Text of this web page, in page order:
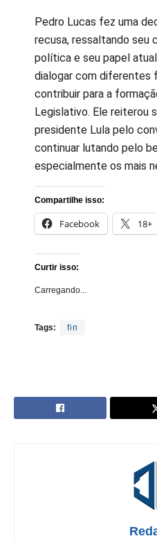
Pedro Lucas fez uma
recusa, ressaltando seu
política e seu papel
dialogar com diferentes
contribuir para a
Legislativo. Ele reiterou
presidente Lula pelo
continuar lutando pelo
especialmente os mais
Compartilhe isso:
Facebook 18+
Curtir isso:
Carregando...
Tags: fin